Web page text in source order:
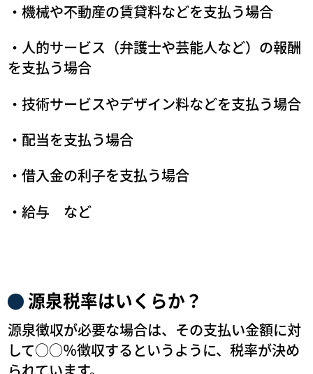
・機械や不動産の賃貸料などを支払う場合
・人的サービス（弁護士や芸能人など）の報酬
を支払う場合
・技術サービスやデザイン料などを支払う場合
・配当を支払う場合
・借入金の利子を支払う場合
・給与 など
源泉税率はいくらか？
源泉徴収が必要な場合は、その支払い金額に対
して○○％徴収するというように、税率が決め